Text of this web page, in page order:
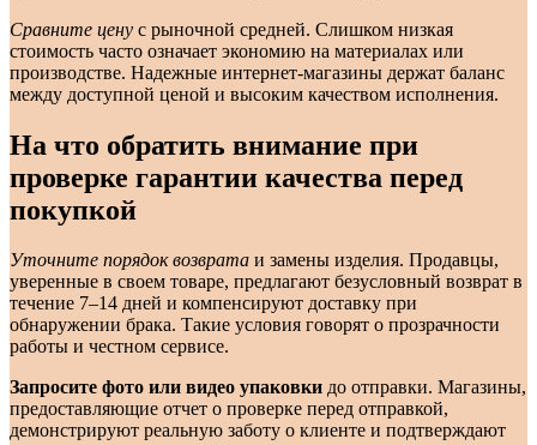
Сравните цену с рыночной средней. Слишком низкая
стоимость часто означает экономию на материалах или
производстве. Надежные интернет-магазины держат баланс
между доступной ценой и высоким качеством исполнения.
На что обратить внимание при
проверке гарантии качества перед
покупкой
Уточните порядок возврата и замены изделия. Продавцы,
уверенные в своем товаре, предлагают безусловный возврат в
течение 7–14 дней и компенсируют доставку при
обнаружении брака. Такие условия говорят о прозрачности
работы и честном сервисе.
Запросите фото или видео упаковки до отправки. Магазины,
предоставляющие отчет о проверке перед отправкой,
демонстрируют реальную заботу о клиенте и подтверждают